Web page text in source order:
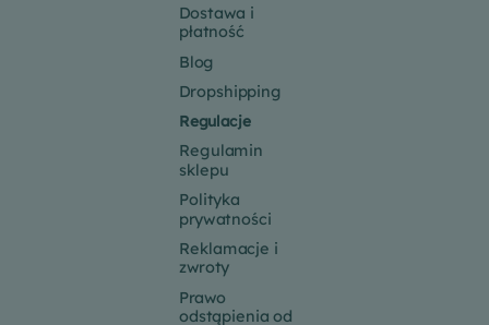
Dostawa i
płatność
Blog
Dropshipping
Regulacje
Regulamin
sklepu
Polityka
prywatności
Reklamacje i
zwroty
Prawo
odstąpienia od